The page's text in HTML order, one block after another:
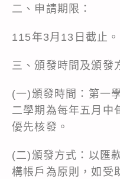
二、申請期限：
115年3月13日截止
三、頒發時間及頒發
(一)頒發時間：第一
二學期為每年五月中
優先核發。
(二)頒發方式：以匯
構帳戶為原則，如受